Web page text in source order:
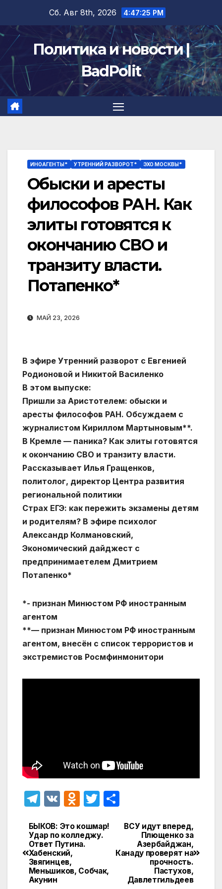
содержимому
Сб. Авг 8th, 2026 4:47:26 PM
Политика и новости |
BadPolit
ИНОАГЕНТЫ* УТРЕННИЙ РАЗВОРОТ* ЭХО МОСКВЫ*
Обыски и аресты
философов РАН. Как
элиты готовятся к
окончанию СВО и
транзиту власти.
Потапенко*
МАЙ 23, 2026
В эфире Утренний разворот с Евгенией
Родионовой и Никитой Василенко
В этом выпуске:
Пришли за Аристотелем: обыски и
аресты философов РАН. Обсуждаем с
журналистом Кириллом Мартыновым**.
В Кремле — паника? Как элиты готовятся
к окончанию СВО и транзиту власти.
Рассказывает Илья Гращенков,
политолог, директор Центра развития
региональной политики
Страх ЕГЭ: как пережить экзамены детям
и родителям? В эфире психолог
Александр Колмановский,
Экономический дайджест с
предпринимаетелем Дмитрием
Потапенко*
*- признан Минюстом РФ иностранным
агентом
**— признан Минюстом РФ иностранным
агентом, внесён с список террористов и
экстремистов Росмфинмонитори
T
e
gr
a
m
V
O
n
o
a
T
itt
п
р
а
в
Навигация
по
записям
ВСУ идут вперед,
Плющенко за
Азербайджан,
Канаду проверят на
прочность.
Пастухов,
Давлетгильдеев
БЫКОВ: Это кошмар!
Удар по колледжу.
Ответ Путина.
Хабенский,
Звягинцев,
Меньшиков, Собчак,
Акунин